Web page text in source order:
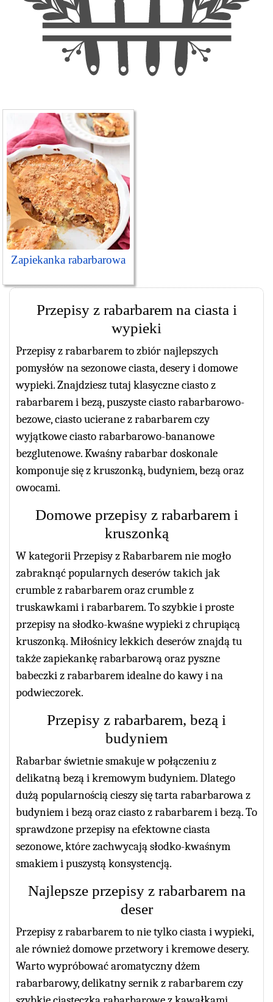
Zapiekanka rabarbarowa
Przepisy z rabarbarem na ciasta i
wypieki
Przepisy z rabarbarem to zbiór najlepszych
pomysłów na sezonowe ciasta, desery i domowe
wypieki. Znajdziesz tutaj klasyczne ciasto z
rabarbarem i bezą, puszyste ciasto rabarbarowo-
bezowe, ciasto ucierane z rabarbarem czy
wyjątkowe ciasto rabarbarowo-bananowe
bezglutenowe. Kwaśny rabarbar doskonale
komponuje się z kruszonką, budyniem, bezą oraz
owocami.
Domowe przepisy z rabarbarem i
kruszonką
W kategorii Przepisy z Rabarbarem nie mogło
zabraknąć popularnych deserów takich jak
crumble z rabarbarem oraz crumble z
truskawkami i rabarbarem. To szybkie i proste
przepisy na słodko-kwaśne wypieki z chrupiącą
kruszonką. Miłośnicy lekkich deserów znajdą tu
także zapiekankę rabarbarową oraz pyszne
babeczki z rabarbarem idealne do kawy i na
podwieczorek.
Przepisy z rabarbarem, bezą i
budyniem
Rabarbar świetnie smakuje w połączeniu z
delikatną bezą i kremowym budyniem. Dlatego
dużą popularnością cieszy się tarta rabarbarowa z
budyniem i bezą oraz ciasto z rabarbarem i bezą. To
sprawdzone przepisy na efektowne ciasta
sezonowe, które zachwycają słodko-kwaśnym
smakiem i puszystą konsystencją.
Najlepsze przepisy z rabarbarem na
deser
Przepisy z rabarbarem to nie tylko ciasta i wypieki,
ale również domowe przetwory i kremowe desery.
Warto wypróbować aromatyczny dżem
rabarbarowy, delikatny sernik z rabarbarem czy